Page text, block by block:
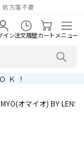
方箋不要
イン注文履歴カートメニュー
Ｋ！
オマイオ) BY